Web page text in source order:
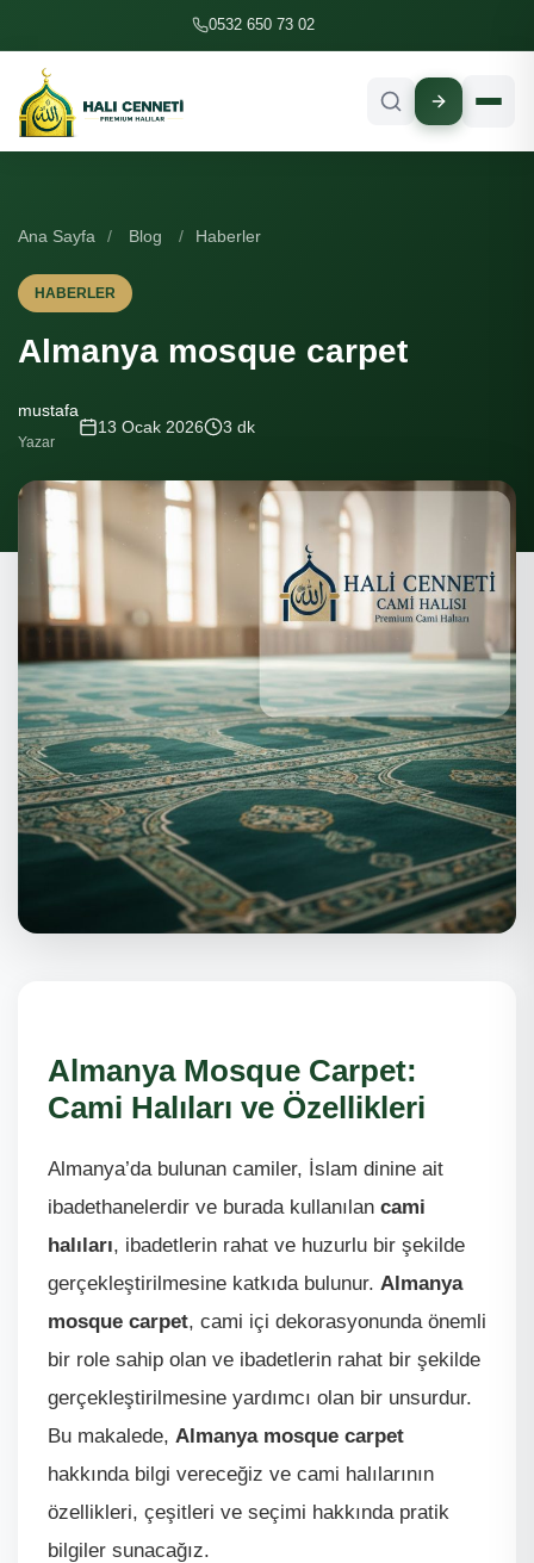
0532 650 73 02
Ana Sayfa / Blog / Haberler
HABERLER
Almanya mosque carpet
mustafa
Yazar
13 Ocak 2026 3 dk
Almanya Mosque Carpet:
Cami Halıları ve Özellikleri
Almanya’da bulunan camiler, İslam dinine ait
ibadethanelerdir ve burada kullanılan cami
halıları, ibadetlerin rahat ve huzurlu bir şekilde
gerçekleştirilmesine katkıda bulunur. Almanya
mosque carpet, cami içi dekorasyonunda önemli
bir role sahip olan ve ibadetlerin rahat bir şekilde
gerçekleştirilmesine yardımcı olan bir unsurdur.
Bu makalede, Almanya mosque carpet
hakkında bilgi vereceğiz ve cami halılarının
özellikleri, çeşitleri ve seçimi hakkında pratik
bilgiler sunacağız.